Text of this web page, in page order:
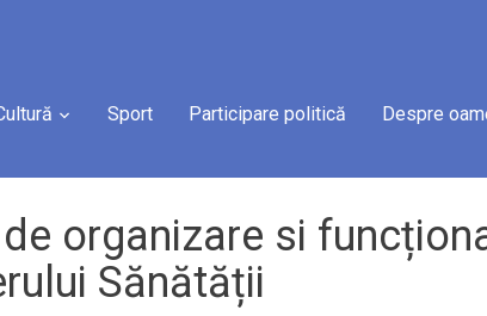
Sport Participare politică Despre
organizare si
Sănătății